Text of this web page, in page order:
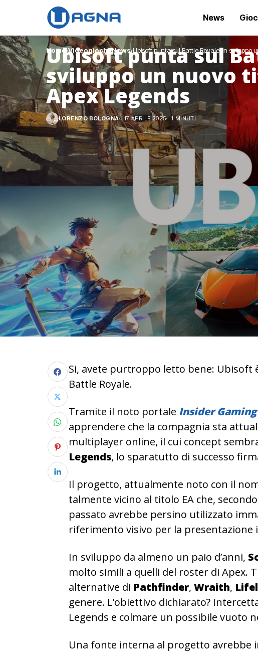
News
Home Videogiochi News Ubisoft punta sul Battle Royale: in sviluppo
Ubisoft punta sul
sviluppo un nuovo
Apex Legends
LORENZO BOLOGNA 17 APRILE 2025 1 MINUTI
Si, avete purtroppo letto bene: Ubisoft
Battle Royale.
Tramite il noto portale Insider Gaming
apprendere che la compagnia sta
multiplayer online, il cui concept
Legends, lo sparatutto di successo
Il progetto, attualmente noto con il
talmente vicino al titolo EA che,
passato avrebbe persino utilizzato
riferimento visivo per la presentazione
In sviluppo da almeno un paio d’anni,
molto simili a quelli del roster di Apex.
alternative di Pathfinder, Wraith,
genere. L’obiettivo dichiarato?
Legends e colmare un possibile vuoto
Una fonte interna al progetto avrebbe